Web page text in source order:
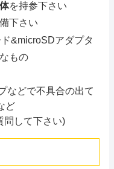
を持参下さい
下さい
&microSDアダプタ
もの
などで不具合の出て
ど
問して下さい)